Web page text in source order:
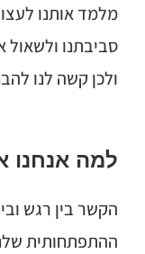
מלמד אותנו
סביבתנו ולשאול
ולכן קשה לנו
למה אנחנו
הקשר בין רגש
ההתפתחותית